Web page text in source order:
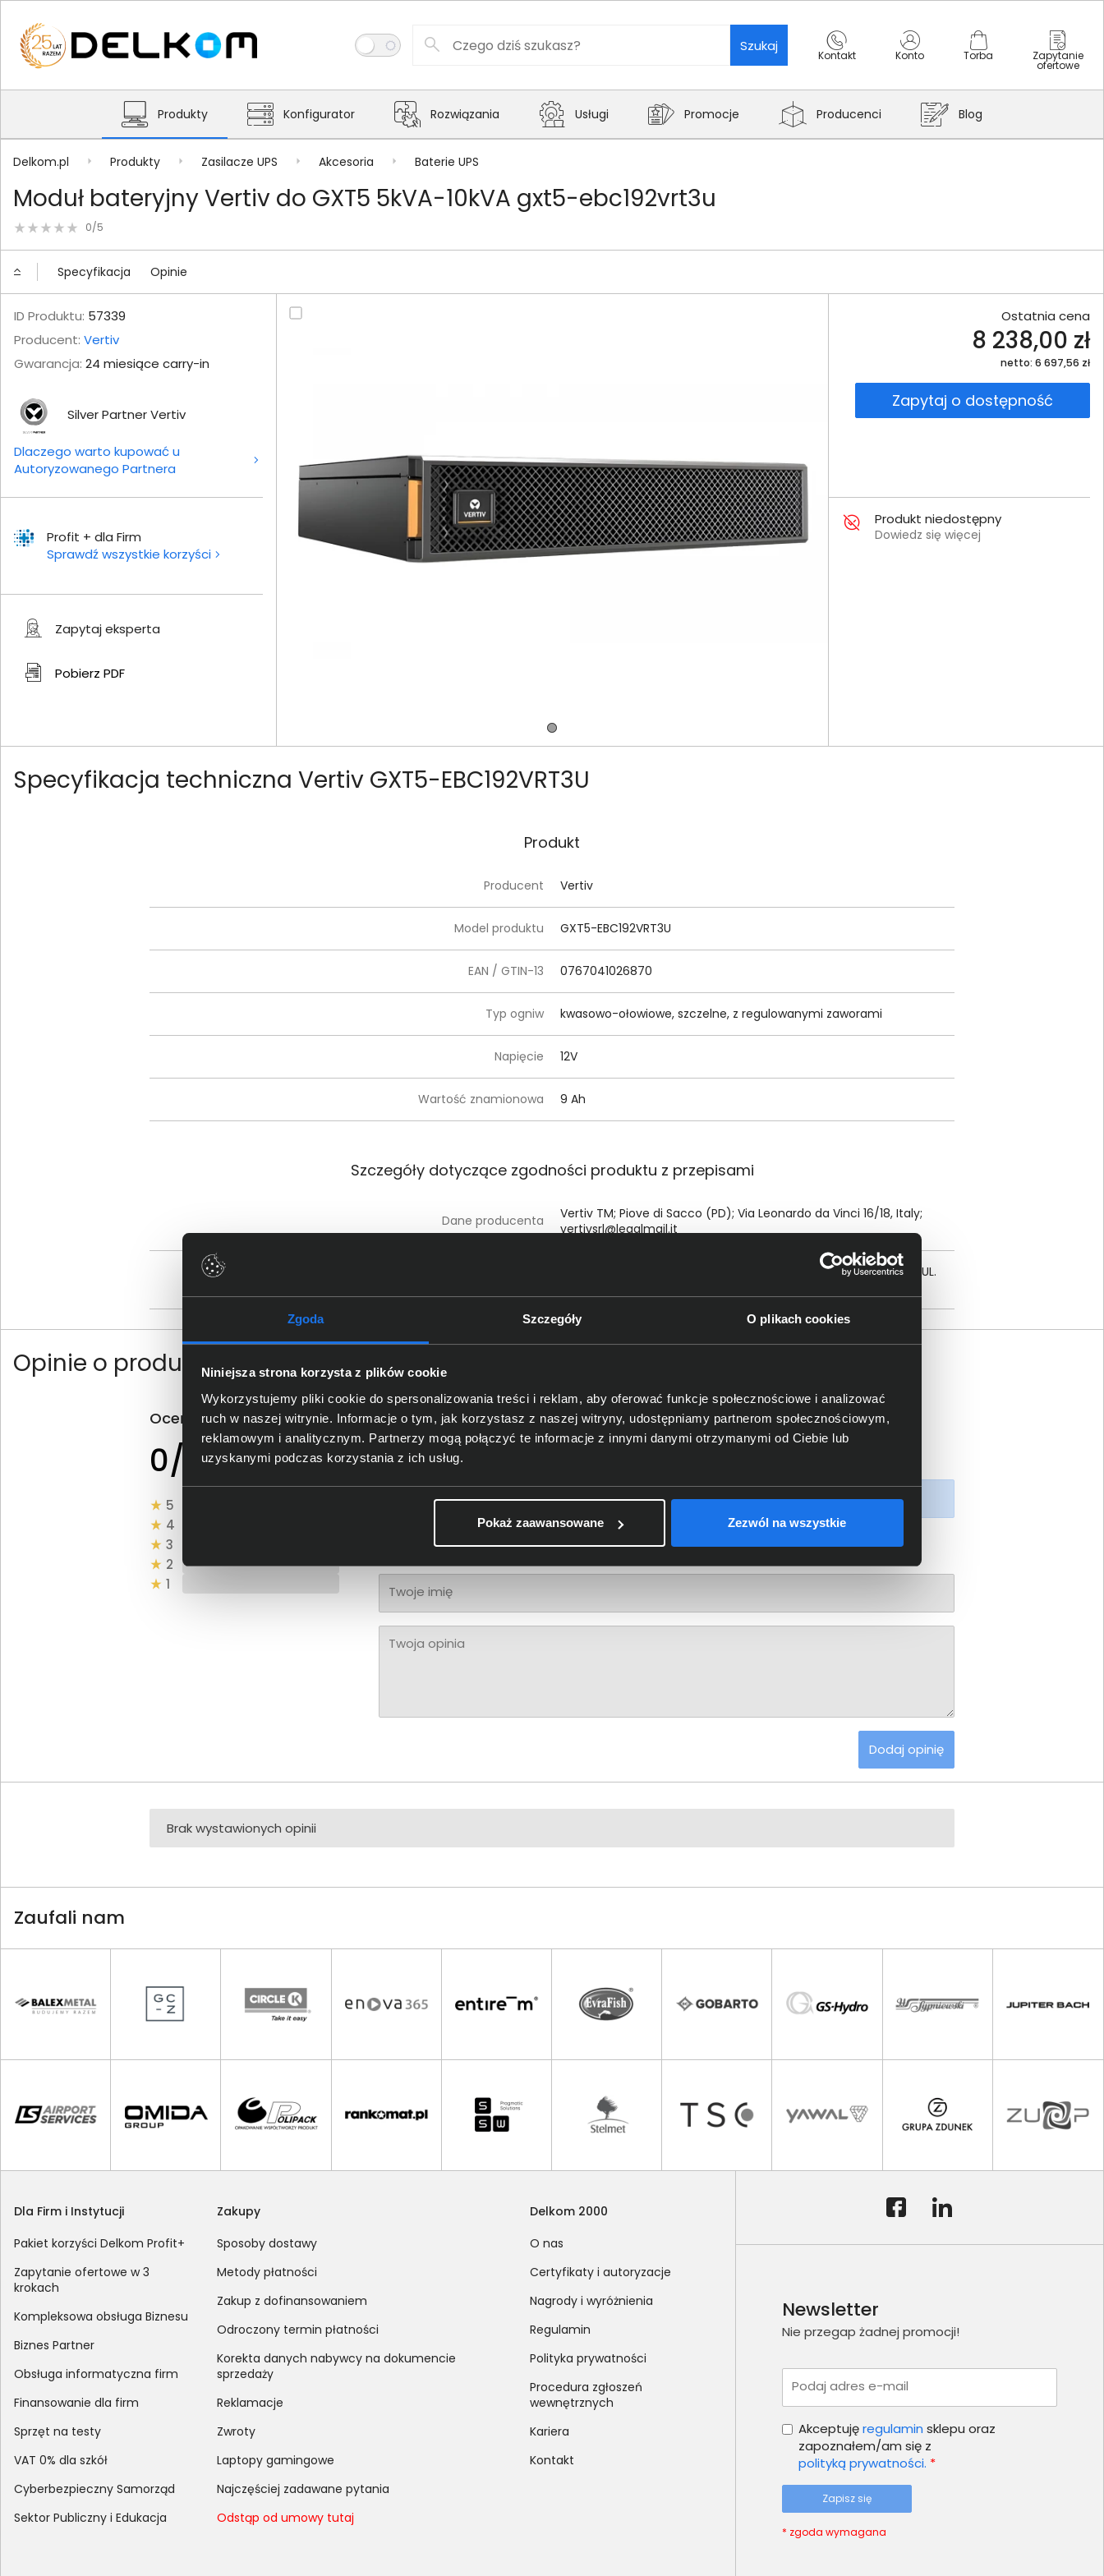
Zgoda Szczegóły O plikach cookies
Niniejsza strona korzysta z plików cookie
Wykorzystujemy pliki cookie do spersonalizowania treści i reklam, aby oferować funkcje społecznościowe i analizować
ruch w naszej witrynie. Informacje o tym, jak korzystasz z naszej witryny, udostępniamy partnerom społecznościowym,
reklamowym i analitycznym. Partnerzy mogą połączyć te informacje z innymi danymi otrzymanymi od Ciebie lub
uzyskanymi podczas korzystania z ich usług.
Pokaż zaawansowane Zezwól na wszystkie
Szukaj
Kontakt Konto Torba Zapytanie
ofertowe
Produkty Konfigurator Rozwiązania Usługi Promocje Producenci Blog
Delkom.pl Produkty Zasilacze UPS Akcesoria Baterie UPS
Moduł bateryjny Vertiv do GXT5 5kVA-10kVA gxt5-ebc192vrt3u
0/5
Specyfikacja Opinie
ID Produktu: 57339
Producent: Vertiv
Gwarancja: 24 miesiące carry-in
Silver Partner Vertiv
Dlaczego warto kupować u
Autoryzowanego Partnera
Profit + dla Firm
Sprawdź wszystkie korzyści
Zapytaj eksperta
Pobierz PDF
Ostatnia cena
8 238,00 zł
netto: 6 697,56 zł
Zapytaj o dostępność
Produkt niedostępny
Dowiedz się więcej
Specyfikacja techniczna Vertiv GXT5-EBC192VRT3U
Produkt
Producent Vertiv
Model produktu GXT5-EBC192VRT3U
EAN / GTIN-13 0767041026870
Typ ogniw kwasowo-ołowiowe, szczelne, z regulowanymi zaworami
Napięcie 12V
Wartość znamionowa 9 Ah
Szczegóły dotyczące zgodności produktu z przepisami
Dane producenta
Vertiv TM; Piove di Sacco (PD); Via Leonardo da Vinci 16/18, Italy;
vertivsrl@legalmail.it
VERTIV POLAND SPÓŁKA Z OGRANICZONĄ ODPOWIEDZIALNOŚCIĄ; UL.
Opinie o produkcie Vertiv GXT5-EBC192VRT3U
Oceń produkt
0/5 0 - ilość opinii o
produkcie
5
4
3
2
1
Bądź pierwszy! - zaloguj się na swoje konto i oceń zakupiony produkt.
Twoja ocena:
Twoje imię
Twoja opinia
Dodaj opinię
Brak wystawionych opinii
Zaufali nam
Dla Firm i Instytucji
Pakiet korzyści Delkom Profit+
Zapytanie ofertowe w 3
krokach
Kompleksowa obsługa Biznesu
Biznes Partner
Obsługa informatyczna firm
Finansowanie dla firm
Sprzęt na testy
VAT 0% dla szkół
Cyberbezpieczny Samorząd
Sektor Publiczny i Edukacja
Zakupy
Sposoby dostawy
Metody płatności
Zakup z dofinansowaniem
Odroczony termin płatności
Korekta danych nabywcy na dokumencie
sprzedaży
Reklamacje
Zwroty
Laptopy gamingowe
Najczęściej zadawane pytania
Odstąp od umowy tutaj
Delkom 2000
O nas
Certyfikaty i autoryzacje
Nagrody i wyróżnienia
Regulamin
Polityka prywatności
Procedura zgłoszeń
wewnętrznych
Kariera
Kontakt
Newsletter
Nie przegap żadnej promocji!
Podaj adres e-mail
Akceptujęregulamin sklepu oraz
zapoznałem/am się z
polityką prywatności. *
Zapisz się
* zgoda wymagana